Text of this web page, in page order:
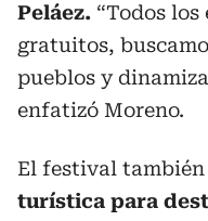
Peláez. “Todos
gratuitos,
pueblos y
enfatizó Moreno.
El festival
turística para